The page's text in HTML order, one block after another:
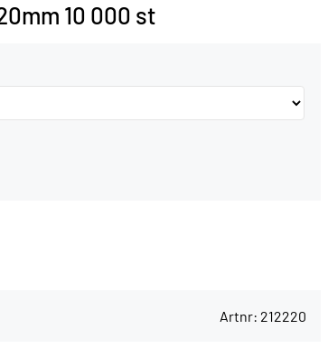
10 000 st
Artnr: 212220